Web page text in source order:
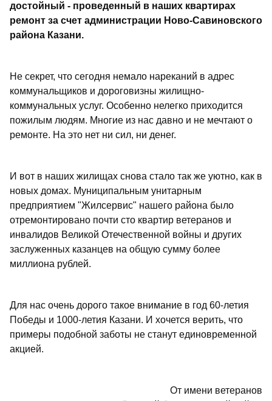
достойный - проведенный в наших квартирах
ремонт за счет администрации Ново-Савиновского
района Казани.
Не секрет, что сегодня немало нареканий в адрес
коммунальщиков и дороговизны жилищно-
коммунальных услуг. Особенно нелегко приходится
пожилым людям. Многие из нас давно и не мечтают о
ремонте. На это нет ни сил, ни денег.
И вот в наших жилищах снова стало так же уютно, как в
новых домах. Муниципальным унитарным
предприятием "Жилсервис" нашего района было
отремонтировано почти сто квартир ветеранов и
инвалидов Великой Отечественной войны и других
заслуженных казанцев на общую сумму более
миллиона рублей.
Для нас очень дорого такое внимание в год 60-летия
Победы и 1000-летия Казани. И хочется верить, что
примеры подобной заботы не станут единовременной
акцией.
От имени ветеранов